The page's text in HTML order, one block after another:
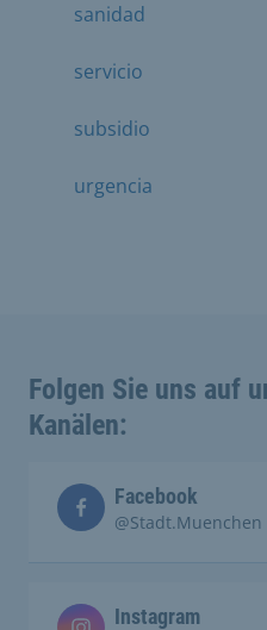
sanidad
servicio
subsidio
urgencia
Folgen Sie uns auf
Kanälen:
Facebook
@Stadt.Muenchen
Instagram